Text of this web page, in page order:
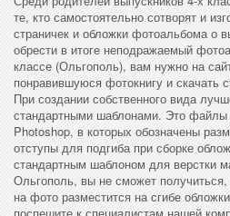
те, кто самостоятельно сотворят и
страничек и обложки фотоальбома о
обрести в итоге неподражаемый
классе (Ольгополь), вам нужно на
понравившуюся фотокнигу и скачать
При создании собственного вида
стандартными шаблонами. Это файлы
Photoshop, в которых обозначены
отступы для подгиба при сборке
стандартным шаблоном для верстки
Ольгополь, вы не сможет получиться,
на фото разместится на сгибе